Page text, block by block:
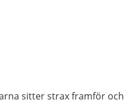
sitter strax framför och